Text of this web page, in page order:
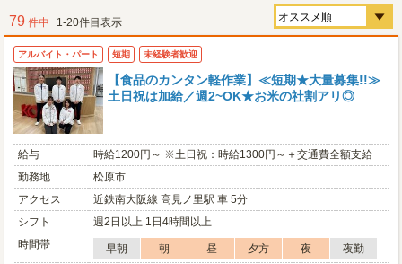
79 件中 1-20件目表示
アルバイト・パート 短期 未経験者歓迎
【食品のカンタン軽作業】≪短期★大量募集!!≫
土日祝は加給／週2~OK★お米の社割アリ◎
給与
時給1200円～ ※土日祝：時給1300円～＋交通費全額支給
勤務地
松原市
アクセス
近鉄南大阪線 高見ノ里駅 車 5分
シフト
週2日以上 1日4時間以上
時間帯
早朝 朝 昼 夕方 夜
夜勤